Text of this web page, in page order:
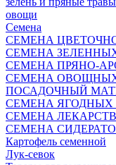
овощи
Семена
СЕМЕНА
СЕМЕНА
СЕМЕНА ПРЯНО-
СЕМЕНА ОВОЩНЫХ
ПОСАДОЧНЫЙ
СЕМЕНА ЯГОДНЫХ
СЕМЕНА
СЕМЕНА
Картофель семенной
Лук-севок